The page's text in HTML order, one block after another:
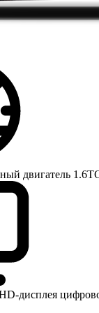
двигатель
дисплея